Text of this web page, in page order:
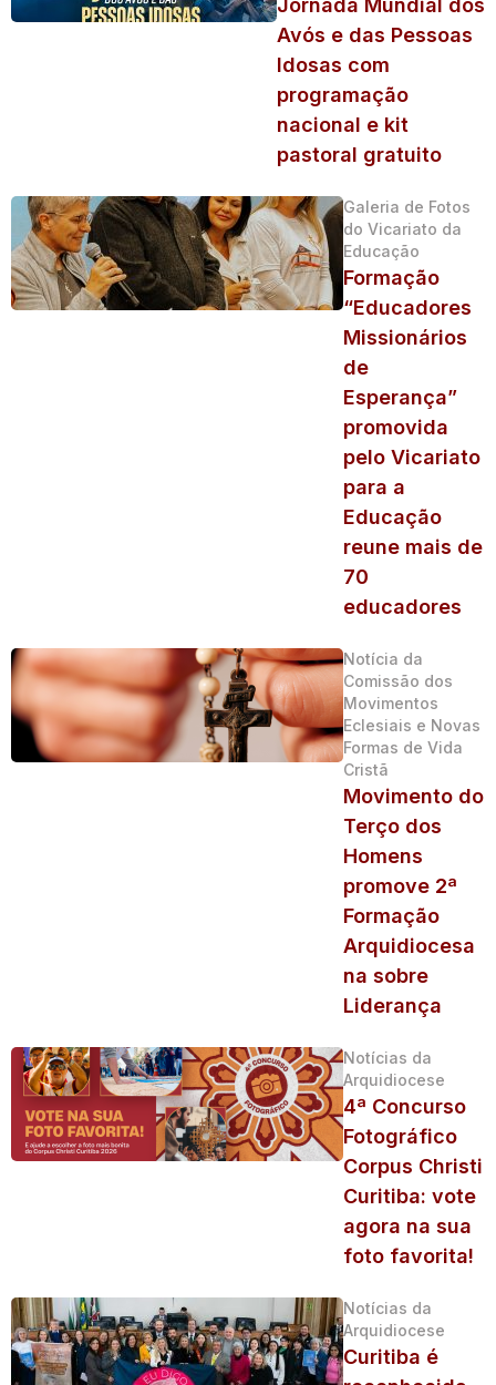
Jornada Mundial dos
Avós e das Pessoas
Idosas com
programação
nacional e kit
pastoral gratuito
Galeria de Fotos
do Vicariato da
Educação
Formação
“Educadores
Missionários
de
Esperança”
promovida
pelo Vicariato
para a
Educação
reune mais de
70
educadores
Notícia da
Comissão dos
Movimentos
Eclesiais e Novas
Formas de Vida
Cristã
Movimento do
Terço dos
Homens
promove 2ª
Formação
Arquidiocesa
na sobre
Liderança
Notícias da
Arquidiocese
4ª Concurso
Fotográfico
Corpus Christi
Curitiba: vote
agora na sua
foto favorita!
Notícias da
Arquidiocese
Curitiba é